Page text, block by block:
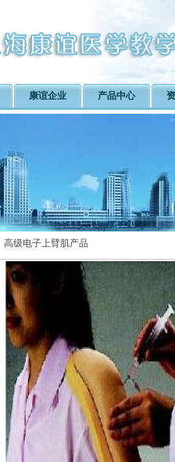
康谊企业 产品中心
高级电子上臂肌产品